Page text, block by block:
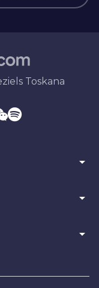
Toskana
arrow_drop_down
arrow_drop_down
arrow_drop_down